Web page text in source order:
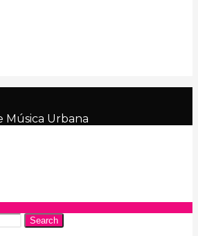
Urbana
Search